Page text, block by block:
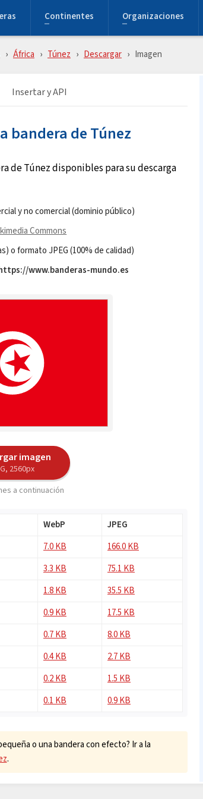
Continentes Organizaciones
África Túnez Descargar Imagen
Insertar y API
bandera de Túnez
de Túnez disponibles para su descarga
y no comercial (dominio público)
Commons
o formato JPEG (100% de calidad)
www.banderas-mundo.es
imagen
2560px
a continuación
WebP
JPEG
7.0 KB
166.0 KB
3.3 KB
75.1 KB
1.8 KB
35.5 KB
0.9 KB
17.5 KB
0.7 KB
8.0 KB
0.4 KB
2.7 KB
0.2 KB
1.5 KB
0.1 KB 0.9 KB
o una bandera con efecto? Ir a la
.